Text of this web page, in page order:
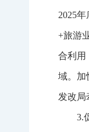
2025
+旅游
合利用
域。加
发改局
3.